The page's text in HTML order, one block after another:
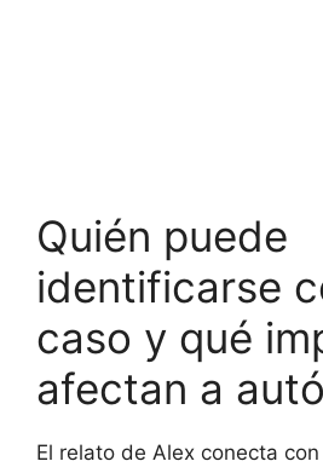
Quién puede
identificarse
caso y qué
afectan a
El relato de Alex conecta